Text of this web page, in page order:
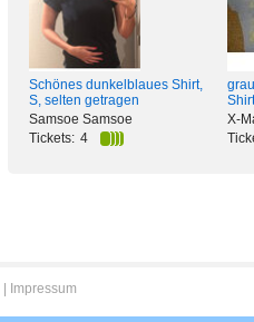
Schönes dunkelblaues Shirt,
S, selten getragen
Samsoe Samsoe
Tickets: 4
X-
Impressum